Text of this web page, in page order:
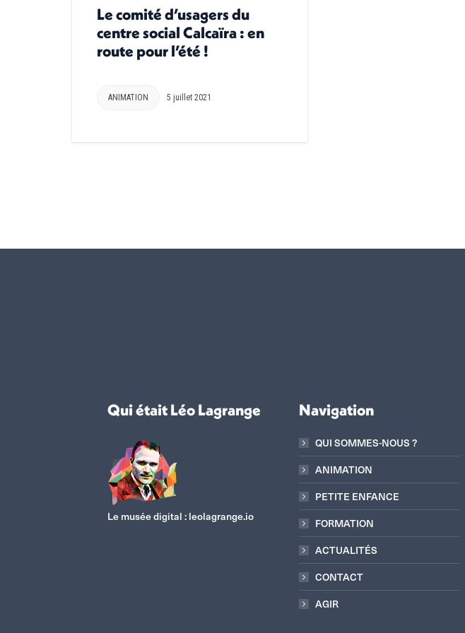
Le comité d’usagers du
centre social Calcaïra : en
route pour l’été !
ANIMATION 5 juillet 2021
Qui était Léo Lagrange
Le musée digital :leolagrange.io
Navigation
QUI SOMMES-NOUS ?
ANIMATION
PETITE ENFANCE
FORMATION
ACTUALITÉS
CONTACT
AGIR